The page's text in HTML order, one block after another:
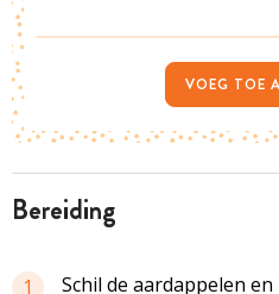
bereiding
1
Schil de aardappelen
VOEG TOE